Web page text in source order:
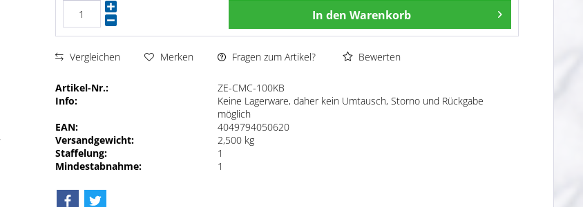
In den Warenkorb
Vergleichen Merken Fragen zum Artikel? Bewerten
Artikel-Nr.:
ZE-CMC-100KB
Info:
Keine Lagerware, daher kein Umtausch, Storno und Rückgabe
möglich
EAN:
4049794050620
Versandgewicht:
2,500 kg
Staffelung:
1
Mindestabnahme:
1